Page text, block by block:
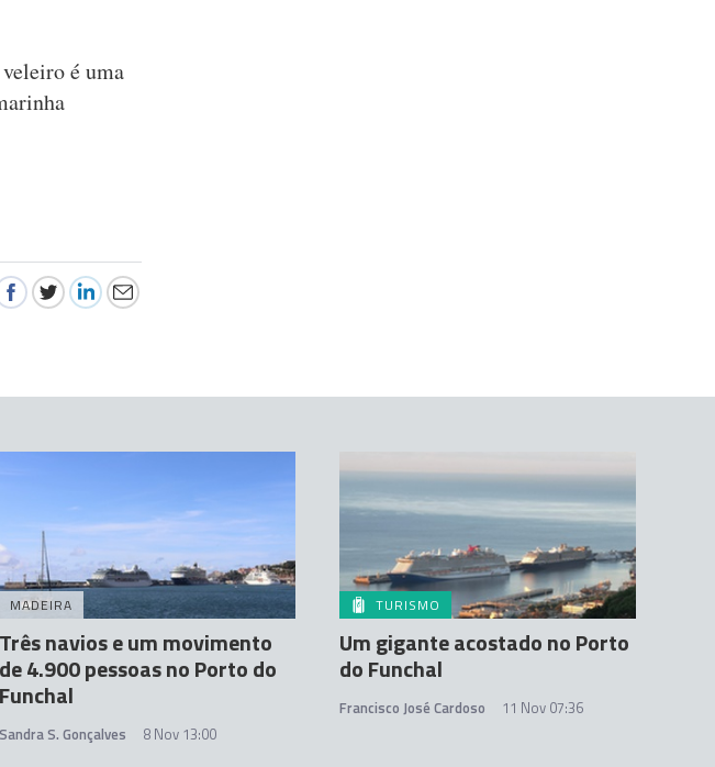
é uma
MADEIRA
Três navios e um movimento
de 4.900 pessoas no Porto do
Funchal
Sandra S. Gonçalves 8 Nov 13:00
TURISMO
Um gigante acostado no Porto
do Funchal
Francisco José Cardoso 11 Nov 07:36